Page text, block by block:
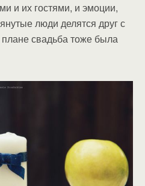
и их гостями, и эмоции,
люди делятся друг с
свадьба тоже была